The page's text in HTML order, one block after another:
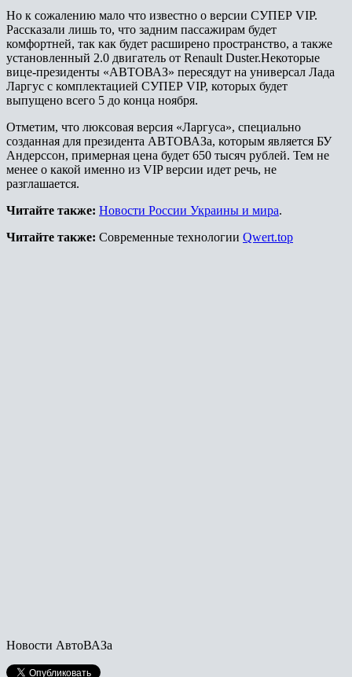
Но к сожалению мало что известно о версии СУПЕР VIP.
Рассказали лишь то, что задним пассажирам будет
комфортней, так как будет расширено пространство, а также
установленный 2.0 двигатель от Renault Duster.Некоторые
вице-президенты «АВТОВАЗ» пересядут на универсал Лада
Ларгус с комплектацией СУПЕР VIP, которых будет
выпущено всего 5 до конца ноября.
Отметим, что люксовая версия «Ларгуса», специально
созданная для президента АВТОВАЗа, которым является БУ
Андерссон, примерная цена будет 650 тысяч рублей. Тем не
менее о какой именно из VIP версии идет речь, не
разглашается.
Читайте также: Новости России Украины и мира.
Читайте также: Современные технологии Qwert.top
Новости АвтоВАЗа